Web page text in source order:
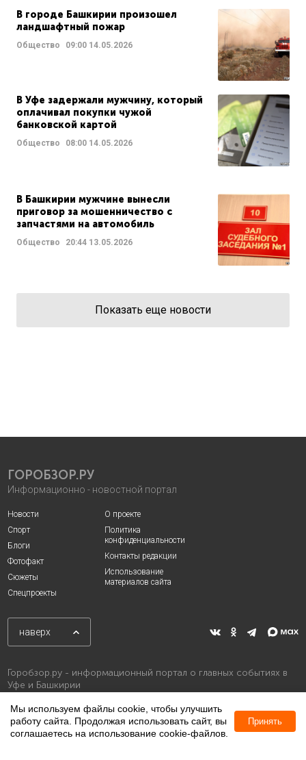
В городе Башкирии произошел
ландшафтный пожар
Общество 09:00 14.05.2026
В Уфе задержали мужчину, который
оплачивал покупки чужой
банковской картой
Общество 08:00 14.05.2026
В Башкирии мужчине вынесли
приговор за мошенничество с
запчастями на автомобиль
Общество 20:44 13.05.2026
Показать еще новости
ГОРОБЗОР.РУ
Информационно - новостной портал
Новости
Спорт
Блоги
Фотофакт
Сюжеты
Спецпроекты
О проекте
Политика
конфиденциальности
Контакты редакции
Использование
материалов сайта
наверх
Горобзор.ру - информационный портал о главных событиях в
Уфе и Башкирии
Мы используем файлы cookie, чтобы улучшить
работу сайта. Продолжая использовать сайт, вы
соглашаетесь на использование cookie-файлов.
Принять